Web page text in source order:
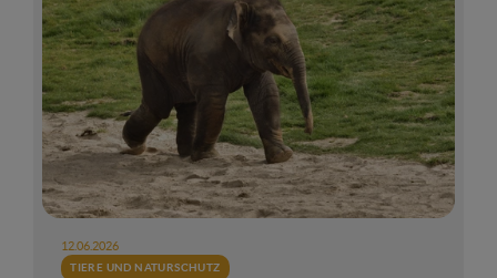
12.06.2026
TIERE UND NATURSCHUTZ